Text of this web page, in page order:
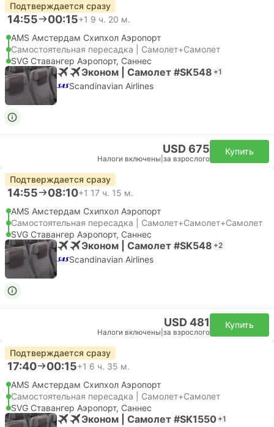
Подтверждается сразу
14:55 00:15+1 9 ч. 20 м.
AMS Амстердам Cхипхол Аэропорт
Самостоятельная пересадка | Самолет+Самолет
SVG Ставангер Аэропорт, Саннес
Эконом | Самолет #SK548 +1
Scandinavian Airlines
USD 675
Налоги включены за взрослого
Купить
Подтверждается сразу
14:55 08:10+1 17 ч. 15 м.
AMS Амстердам Cхипхол Аэропорт
Самостоятельная пересадка | Самолет+Самолет+Самолет
SVG Ставангер Аэропорт, Саннес
Эконом | Самолет #SK548 +2
Scandinavian Airlines
USD 481
Налоги включены за взрослого
Купить
Подтверждается сразу
17:40 00:15+1 6 ч. 35 м.
AMS Амстердам Cхипхол Аэропорт
Самостоятельная пересадка | Самолет+Самолет
SVG Ставангер Аэропорт, Саннес
Эконом | Самолет #SK1550 +1